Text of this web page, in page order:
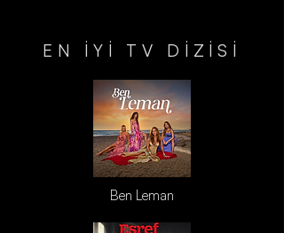
EN İYİ TV DİZİSİ
Ben Leman